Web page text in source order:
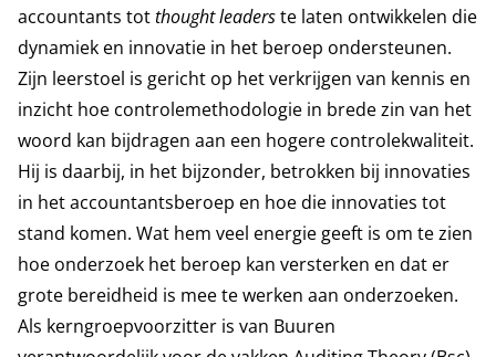
accountants totthought leaderste laten ontwikkelen die
dynamiek en innovatie in het beroep ondersteunen.
Zijn leerstoel is gericht op het verkrijgen van kennis en
inzicht hoe controlemethodologie in brede zin van het
woord kan bijdragen aan een hogere controlekwaliteit.
Hij is daarbij, in het bijzonder, betrokken bij innovaties
in het accountantsberoep en hoe die innovaties tot
stand komen. Wat hem veel energie geeft is om te zien
hoe onderzoek het beroep kan versterken en dat er
grote bereidheid is mee te werken aan onderzoeken.
Als kerngroepvoorzitter is van Buuren